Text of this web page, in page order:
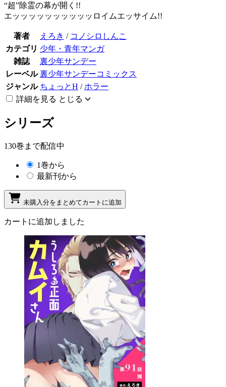
“超”除霊の幕が開く!!
エッッッッッッッッッッロイムエッサイム!!
著者 えろき / コノシロしんこ
カテゴリ 少年・青年マンガ
雑誌
裏少年サンデー
レーベル 裏少年サンデーコミックス
ジャンル ちょっとH / ホラー
詳細を見る とじる
シリーズ
130巻まで配信中
1巻から
最新刊から
未購入分をまとめてカートに追加
カートに追加しました